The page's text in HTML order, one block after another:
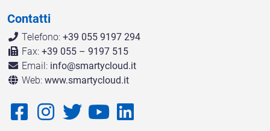
Contatti
Telefono: +39 055 9197 294
Fax: +39 055 – 9197 515
Email: info@smartycloud.it
Web: www.smartycloud.it